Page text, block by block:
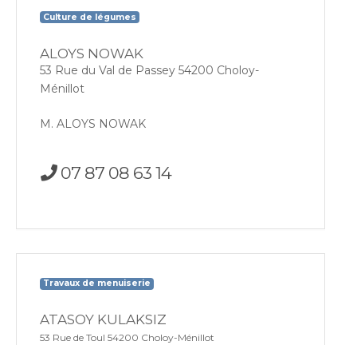
Culture de légumes
ALOYS NOWAK
53 Rue du Val de Passey 54200 Choloy-
Ménillot
M. ALOYS NOWAK
07 87 08 63 14
Travaux de menuiserie
ATASOY KULAKSIZ
53 Rue de Toul 54200 Choloy-Ménillot